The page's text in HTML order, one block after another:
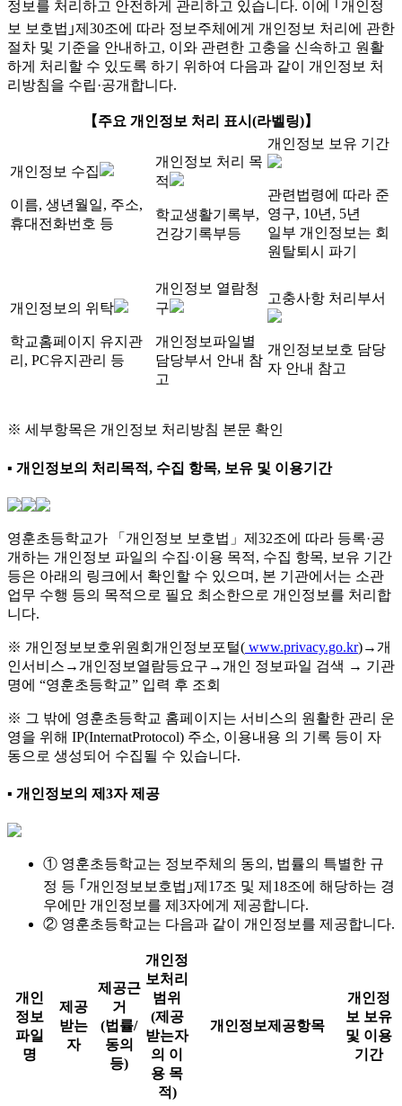
정보를 처리하고 안전하게 관리하고 있습니다. 이에 ｢개인정
보 보호법｣제30조에 따라 정보주체에게 개인정보 처리에 관한
절차 및 기준을 안내하고, 이와 관련한 고충을 신속하고 원활
하게 처리할 수 있도록 하기 위하여 다음과 같이 개인정보 처
리방침을 수립·공개합니다.
【주요 개인정보 처리 표시(라벨링)】
개인정보 수집
이름, 생년월일, 주소,
휴대전화번호 등
개인정보 처리 목
적
학교생활기록부,
건강기록부등
개인정보 보유 기간
관련법령에 따라 준
영구, 10년, 5년
일부 개인정보는 회
원탈퇴시 파기
개인정보의 위탁
학교홈페이지 유지관
리, PC유지관리 등
개인정보 열람청
구
개인정보파일별
담당부서 안내 참
고
고충사항 처리부서
개인정보보호 담당
자 안내 참고
※ 세부항목은 개인정보 처리방침 본문 확인
▪ 개인정보의 처리목적, 수집 항목, 보유 및 이용기간
영훈초등학교가 「개인정보 보호법」제32조에 따라 등록·공
개하는 개인정보 파일의 수집·이용 목적, 수집 항목, 보유 기간
등은 아래의 링크에서 확인할 수 있으며, 본 기관에서는 소관
업무 수행 등의 목적으로 필요 최소한으로 개인정보를 처리합
니다.
※ 개인정보보호위원회개인정보포털( www.privacy.go.kr)→개
인서비스→개인정보열람등요구→개인 정보파일 검색 → 기관
명에 “영훈초등학교” 입력 후 조회
※ 그 밖에 영훈초등학교 홈페이지는 서비스의 원활한 관리 운
영을 위해 IP(InternatProtocol) 주소, 이용내용 의 기록 등이 자
동으로 생성되어 수집될 수 있습니다.
▪ 개인정보의 제3자 제공
① 영훈초등학교는 정보주체의 동의, 법률의 특별한 규
정 등 ｢개인정보보호법｣제17조 및 제18조에 해당하는 경
우에만 개인정보를 제3자에게 제공합니다.
② 영훈초등학교는 다음과 같이 개인정보를 제공합니다.
개인
정보
파일
명
제공
받는
자
제공근
거
(법률/
동의
등)
개인정
보처리
범위
(제공
받는자
의 이
용 목
적)
개인정보제공항목
개인정
보 보유
및 이용
기간